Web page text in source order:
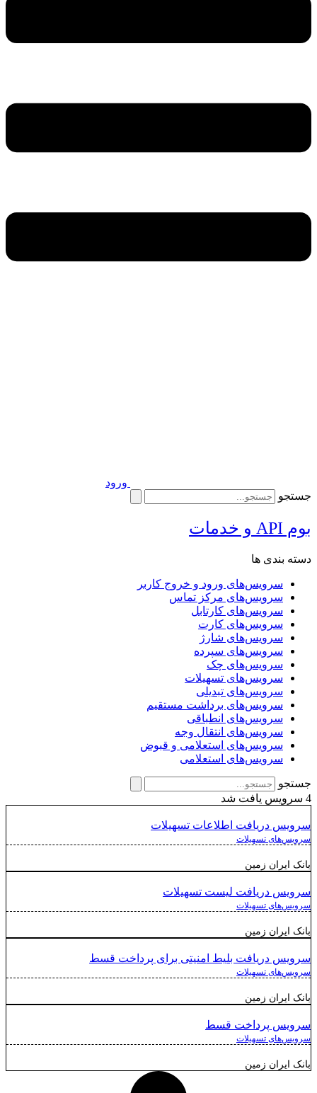
ورود
جستجو
بوم API و خدمات
دسته بندی ها
سرویس‌های ورود و خروج کاربر
سرویس‌های مرکز تماس
سرویس‌های کارتابل
سرویس‌های کارت
سرویس‌های شارژ
سرویس‌های سپرده
سرویس‌های چک
سرویس‌های تسهیلات
سرویس‌های تبدیلی
سرویس‌های برداشت مستقیم
سرویس‌های انطباقی
سرویس‌های انتقال وجه
سرویس‌های استعلامی و قبوض
سرویس‌های استعلامی
جستجو
4 سرویس یافت شد
سرویس دریافت اطلاعات تسهیلات
سرویس‌های تسهیلات
بانک ایران زمین
سرویس دریافت لیست تسهیلات
سرویس‌های تسهیلات
بانک ایران زمین
سرویس دریافت بلیط امنیتی برای پرداخت قسط
سرویس‌های تسهیلات
بانک ایران زمین
سرویس پرداخت قسط
سرویس‌های تسهیلات
بانک ایران زمین